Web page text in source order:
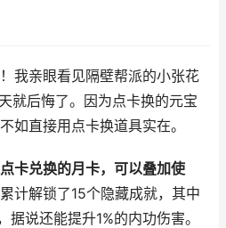
我亲眼看见隔壁帮派的小张花
就后悔了。因为点卡换的元宝
如直接用点卡换道具实在。
点卡兑换的月卡，可以叠加使
计解锁了15个隐藏成就，其中
说还能提升1%的内功伤害。